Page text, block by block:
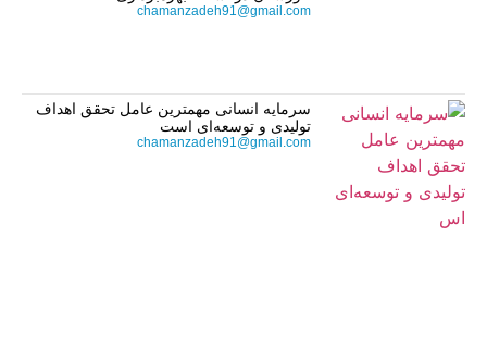
chamanzadeh91@gmail.com
سرمایه انسانی مهمترین عامل تحقق اهداف
تولیدی و توسعه‌ای است
chamanzadeh91@gmail.com